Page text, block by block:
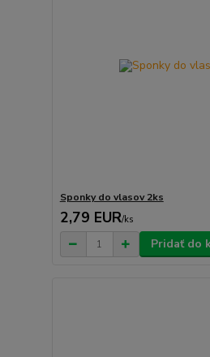
Sponky do vlasov 2ks
2,79 EUR/ks
Pridať do